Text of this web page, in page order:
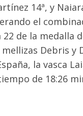
14ª, y
el
de la medalla
Debris y
la vasca
de 18:26